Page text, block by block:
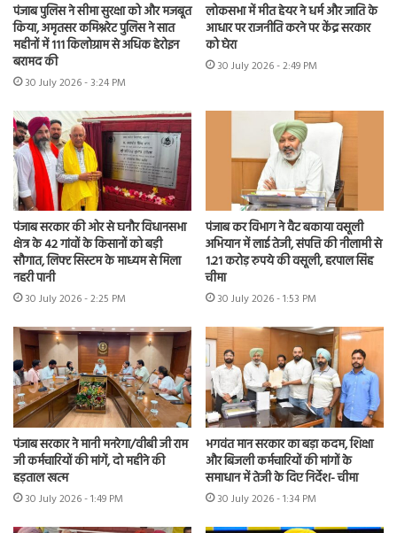
पंजाब पुलिस ने सीमा सुरक्षा को और मजबूत
किया, अमृतसर कमिश्नरेट पुलिस ने सात
महीनों में 111 किलोग्राम से अधिक हेरोइन
बरामद की
30 July 2026 - 3:24 PM
लोकसभा में मीत हेयर ने धर्म और जाति के
आधार पर राजनीति करने पर केंद्र सरकार
को घेरा
30 July 2026 - 2:49 PM
पंजाब सरकार की ओर से घनौर विधानसभा
क्षेत्र के 42 गांवों के किसानों को बड़ी
सौगात, लिफ्ट सिस्टम के माध्यम से मिला
नहरी पानी
30 July 2026 - 2:25 PM
पंजाब कर विभाग ने वैट बकाया वसूली
अभियान में लाई तेजी, संपत्ति की नीलामी से
1.21 करोड़ रुपये की वसूली, हरपाल सिंह
चीमा
30 July 2026 - 1:53 PM
पंजाब सरकार ने मानी मनरेगा/वीबी जी राम
जी कर्मचारियों की मांगें, दो महीने की
हड़ताल खत्म
30 July 2026 - 1:49 PM
भगवंत मान सरकार का बड़ा कदम, शिक्षा
और बिजली कर्मचारियों की मांगों के
समाधान में तेजी के दिए निर्देश- चीमा
30 July 2026 - 1:34 PM